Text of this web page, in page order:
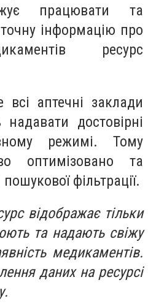
працювати та
інформацію про
ресурс
аптечні заклади
достовірні
режимі. Тому
оптимізовано та
фільтрації.
відображає тільки
та надають свіжу
медикаментів.
даних на ресурсі